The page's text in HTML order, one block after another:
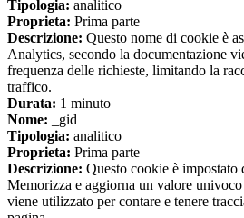
Tipologia: analitico
Proprieta: Prima parte
Descrizione: Questo nome di cookie è
Analytics, secondo la documentazione
frequenza delle richieste, limitando la
traffico.
Durata: 1 minuto
Nome: _gid
Tipologia: analitico
Proprieta: Prima parte
Descrizione: Questo cookie è
Memorizza e aggiorna un valore
viene utilizzato per contare e tenere